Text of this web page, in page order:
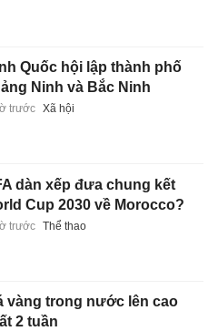
Quốc hội lập thành phố
Ninh và Bắc Ninh
trước Xã hội
dàn xếp đưa chung kết
Cup 2030 về Morocco?
trước Thể thao
vàng trong nước lên cao
2 tuần